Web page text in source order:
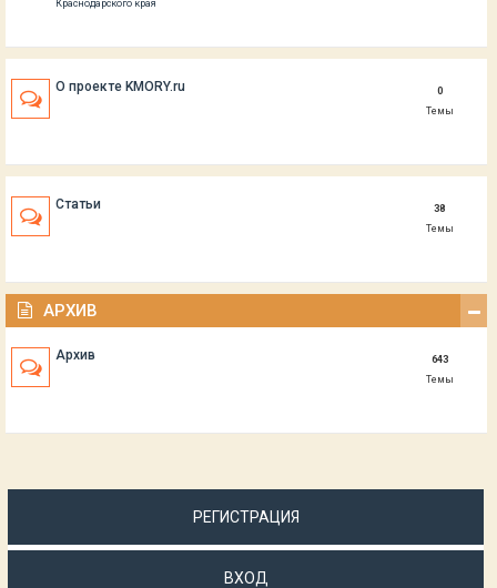
Краснодарского края
О проекте KMORY.ru
0
Темы
Статьи
38
Темы
АРХИВ
Архив
643
Темы
РЕГИСТРАЦИЯ
ВХОД